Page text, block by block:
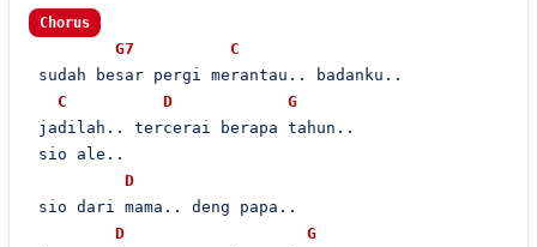
Chorus
G7
C
sudah besar pergi merantau.. badanku..
C
D
G
jadilah.. tercerai berapa tahun..
sio ale..
D
sio dari mama.. deng papa..
D
G